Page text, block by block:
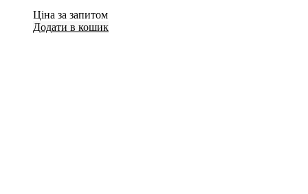
Ціна за запитом
Додати в кошик